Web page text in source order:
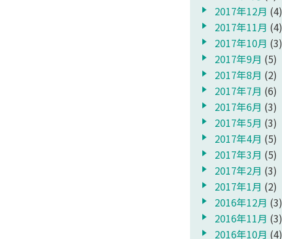
2017年12月 (4)
2017年11月 (4)
2017年10月 (3)
2017年9月 (5)
2017年8月 (2)
2017年7月 (6)
2017年6月 (3)
2017年5月 (3)
2017年4月 (5)
2017年3月 (5)
2017年2月 (3)
2017年1月 (2)
2016年12月 (3)
2016年11月 (3)
2016年10月 (4)